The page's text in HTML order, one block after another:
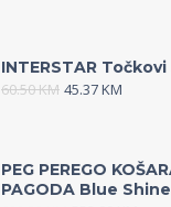
INTERSTAR
60.50KM 45.37KM
PEG PEREGO
PAGODA Blue Shine